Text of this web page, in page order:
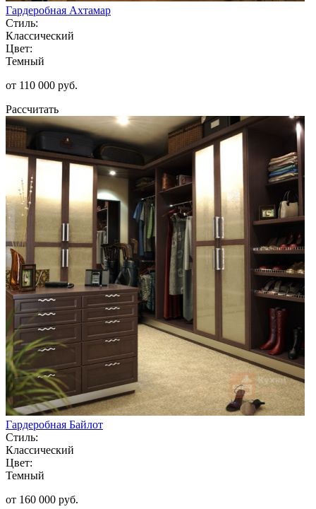
Гардеробная Ахтамар
Стиль:
Классический
Цвет:
Темный
от 110 000 руб.
Рассчитать
Гардеробная Байлот
Стиль:
Классический
Цвет:
Темный
от 160 000 руб.